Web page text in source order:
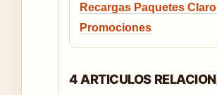
Recargas Paquetes
Promociones
4 ARTICULOS